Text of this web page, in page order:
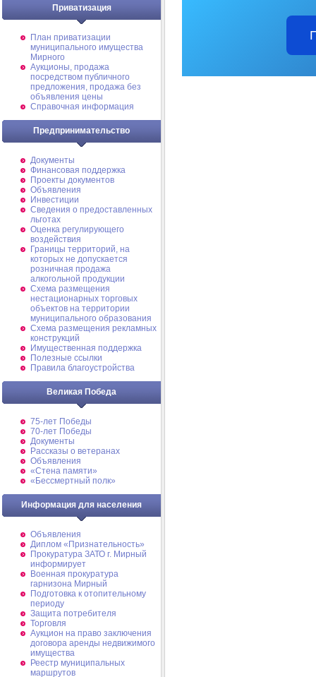
Приватизация
План приватизации
муниципального имущества
Мирного
Аукционы, продажа
посредством публичного
предложения, продажа без
объявления цены
Справочная информация
Предпринимательство
Документы
Финансовая поддержка
Проекты документов
Объявления
Инвестиции
Сведения о предоставленных
льготах
Оценка регулирующего
воздействия
Границы территорий, на
которых не допускается
розничная продажа
алкогольной продукции
Схема размещения
нестационарных торговых
объектов на территории
муниципального образования
Схема размещения рекламных
конструкций
Имущественная поддержка
Полезные ссылки
Правила благоустройства
Великая Победа
75-лет Победы
70-лет Победы
Документы
Рассказы о ветеранах
Объявления
«Стена памяти»
«Бессмертный полк»
Информация для населения
Объявления
Диплом «Признательность»
Прокуратура ЗАТО г. Мирный
информирует
Военная прокуратура
гарнизона Мирный
Подготовка к отопительному
периоду
Защита потребителя
Торговля
Аукцион на право заключения
договора аренды недвижимого
имущества
Реестр муниципальных
маршрутов